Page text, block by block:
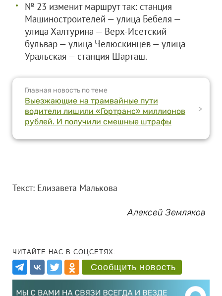
№ 23 изменит маршрут так: станция
Машиностроителей — улица Бебеля —
улица Халтурина — Верх-Исетский
бульвар — улица Челюскинцев — улица
Уральская — станция Шарташ.
Главная новость по теме
Выезжающие на трамвайные пути
водители лишили «Гортранс» миллионов
рублей. И получили смешные штрафы
>
Текст: Елизавета Малькова
Алексей Земляков
ЧИТАЙТЕ НАС В СОЦСЕТЯХ:
Сообщить новость